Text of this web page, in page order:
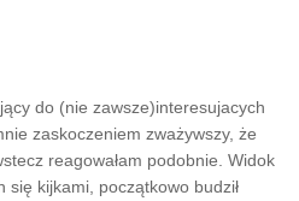
do (nie zawsze)interesujacych
zaskoczeniem zważywszy, że
reagowałam podobnie. Widok
kijkami, początkowo budził